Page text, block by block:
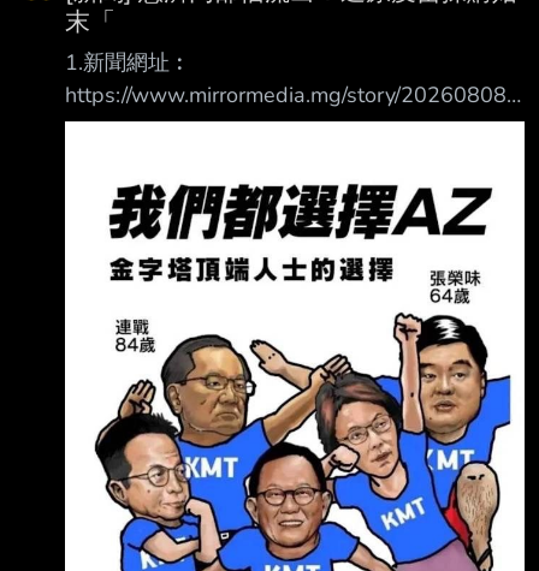
末「
1.新聞網址︰
https://www.mirrormedia.mg/story/20260808e
di027 2.新聞來源︰ 鏡傳媒 3.完整新聞標題：
難求」 承諾將依法求償追回善款 4.完整新聞內
容︰ 慈濟內部信流出！還原疫苗採購始末「國
內一劑難求」 承諾將依法求償追回善款 發布
時間：2026.08.08 18:34 臺北時間 更新時間：
2026.08.08 18:34 臺北時間 文 林高 慈濟2021
年採購BNT疫苗，遭名律師陳昱瑄詐騙10.6億
元，掀起藍